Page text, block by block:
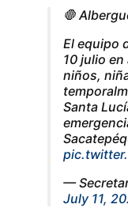
🛑
El equipo
10 julio
niños,
Santa
—
July 11,